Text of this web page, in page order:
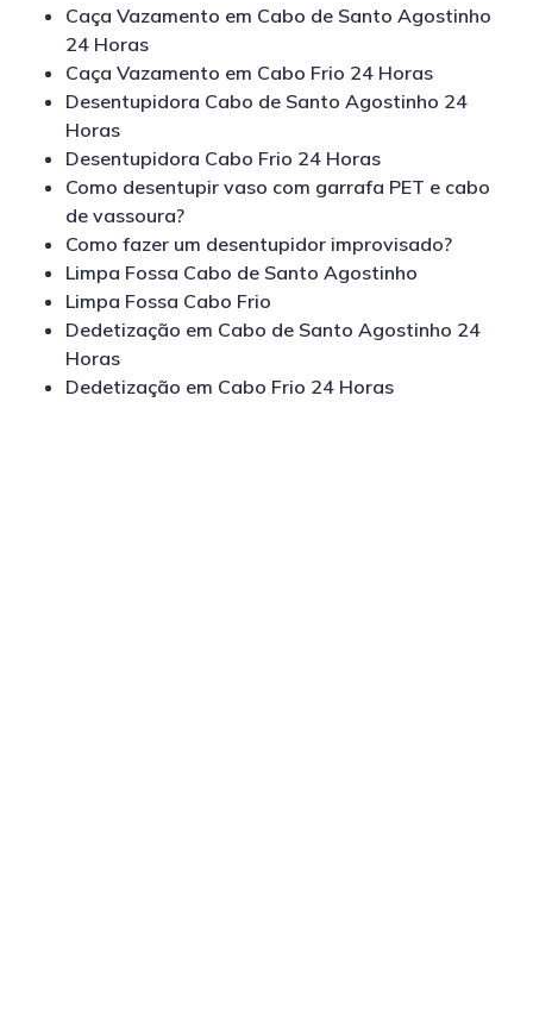
Caça Vazamento em Cabo de Santo Agostinho
24 Horas
Caça Vazamento em Cabo Frio 24 Horas
Desentupidora Cabo de Santo Agostinho 24
Horas
Desentupidora Cabo Frio 24 Horas
Como desentupir vaso com garrafa PET e cabo
de vassoura?
Como fazer um desentupidor improvisado?
Limpa Fossa Cabo de Santo Agostinho
Limpa Fossa Cabo Frio
Dedetização em Cabo de Santo Agostinho 24
Horas
Dedetização em Cabo Frio 24 Horas